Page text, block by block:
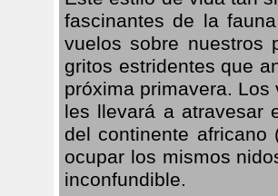
fascinantes de la
vuelos sobre nuestros
gritos estridentes que
próxima primavera.
les llevará a atravesar
del continente
ocupar los mismos
inconfundible.